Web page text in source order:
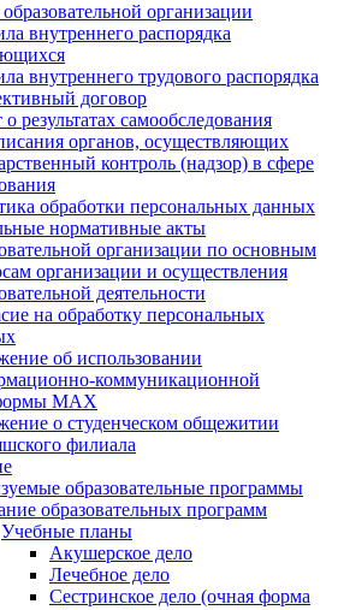
образовательной организации
внутреннего распорядка
внутреннего трудового распорядка
договор
результатах самообследования
органов, осуществляющих
контроль (надзор) в сфере
обработки персональных данных
нормативные акты
организации по основным
организации и осуществления
деятельности
на обработку персональных
об использовании
коммуникационной
MAX
о студенческом общежитии
филиала
образовательные программы
образовательных программ
Учебные планы
Акушерское дело
Лечебное дело
Сестринское дело (очная форма